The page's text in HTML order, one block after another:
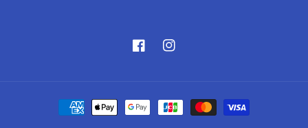
FacebookInstagram
決
済